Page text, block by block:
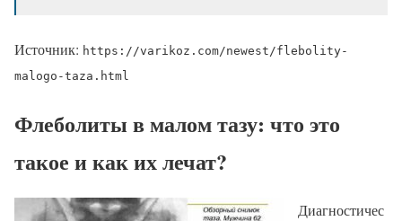
Источник: https://varikoz.com/newest/flebolity-
malogo-taza.html
Флеболиты в малом тазу: что это
такое и как их лечат?
Диагностичес